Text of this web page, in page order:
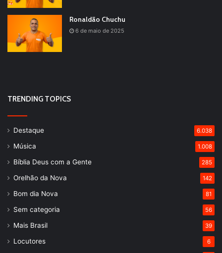
Ronaldão Chuchu
6 de maio de 2025
TRENDING TOPICS
Destaque 6.038
Música 1.008
Bíblia Deus com a Gente 285
Orelhão da Nova 142
Bom dia Nova 81
Sem categoria 56
Mais Brasil 39
Locutores 6